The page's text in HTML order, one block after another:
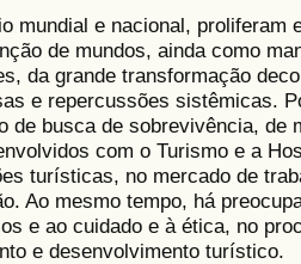
mundial e nacional, proliferam
de mundos, ainda como
da grande transformação
e repercussões sistêmicas.
de busca de sobrevivência, de
com o Turismo e a
turísticas, no mercado de
Ao mesmo tempo, há
e ao cuidado e à ética, no
e desenvolvimento turístico.